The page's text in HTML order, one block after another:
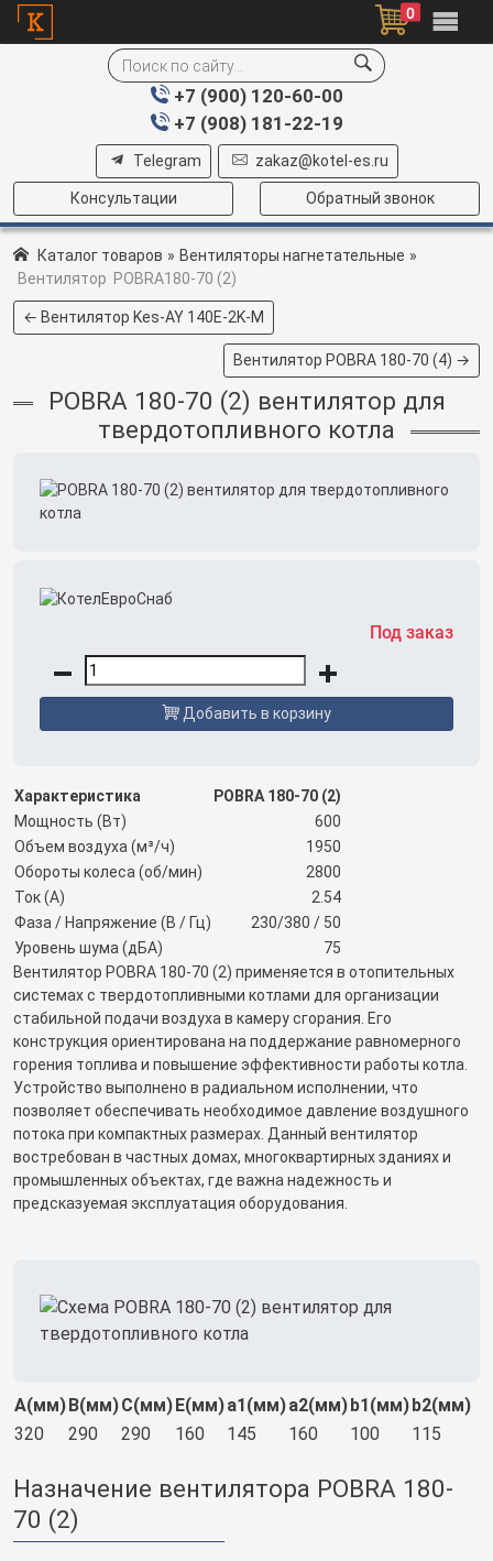
0
+7 (900) 120-60-00
+7 (908) 181-22-19
Telegram zakaz@kotel-es.ru
Консультации Обратный звонок
Каталог товаров » Вентиляторы нагнетательные »
Вентилятор POBRA180-70 (2)
← Вентилятор Kes-AY 140E-2K-M
Вентилятор POBRA 180-70 (4) →
POBRA 180-70 (2) вентилятор для
твердотопливного котла
Под заказ
Добавить в корзину
Характеристика
POBRA 180-70 (2)
Мощность (Вт)
600
Объем воздуха (м³/ч)
1950
Обороты колеса (об/мин)
2800
Ток (А)
2.54
Фаза / Напряжение (В / Гц)
230/380 / 50
Уровень шума (дБА)
75
Вентилятор POBRA 180-70 (2) применяется в отопительных
системах с твердотопливными котлами для организации
стабильной подачи воздуха в камеру сгорания. Его
конструкция ориентирована на поддержание равномерного
горения топлива и повышение эффективности работы котла.
Устройство выполнено в радиальном исполнении, что
позволяет обеспечивать необходимое давление воздушного
потока при компактных размерах. Данный вентилятор
востребован в частных домах, многоквартирных зданиях и
промышленных объектах, где важна надежность и
предсказуемая эксплуатация оборудования.
A(мм)B(мм)C(мм)E(мм)a1(мм)a2(мм)b1(мм)b2(мм)
320
290 290 160 145 160 100 115
Назначение вентилятора POBRA 180-
70 (2)